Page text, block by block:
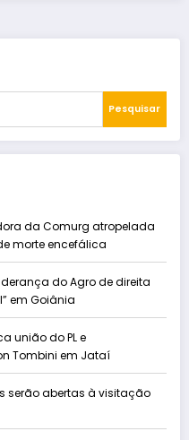
Pesquisar
da Comurg atropelada
morte encefálica
do Agro de direita
em Goiânia
união do PL e
Tombini em Jataí
serão abertas à visitação